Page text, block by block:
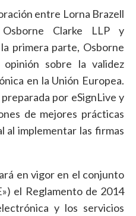
entre Lorna Brazell
Clarke LLP y
primera parte, Osborne
sobre la validez
en la Unión Europea.
por eSignLive y
de mejores prácticas
al implementar las firmas
en vigor en el conjunto
el Reglamento de 2014
y los servicios